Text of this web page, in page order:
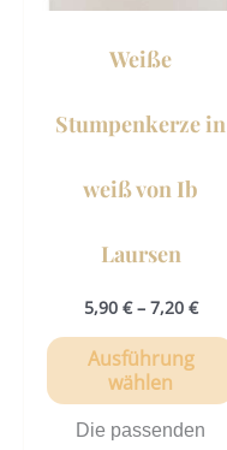
Weiße
Stumpenkerze in
weiß von Ib
Laursen
5,90 €– 7,20 €
Ausführung
wählen
Die passenden